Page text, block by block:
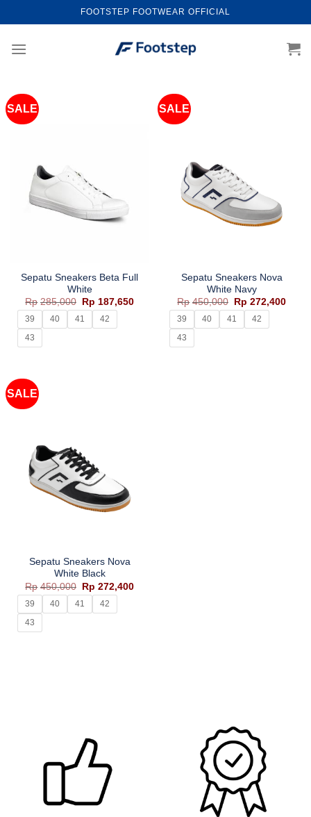
to
content
FOOTSTEP FOOTWEAR OFFICIAL
SALE
Sepatu Sneakers Beta Full
White
Rp 285,000
Harga
aslinya
adalah:
Rp285,000.
Rp 187,650Harga
Rp187,650.
39 40 41
42
43
SALE
Sepatu Sneakers Nova
White Navy
Rp 450,000
Harga
aslinya
adalah:
Rp450,000.
Rp 272,400
39 40 41
42
43
SALE
Sepatu Sneakers Nova
White Black
Rp 450,000
Harga
aslinya
adalah:
Rp450,000.
Rp 272,400Harga
39 40 41
42
43